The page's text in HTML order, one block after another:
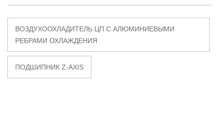
ВОЗДУХООХЛАДИТЕЛЬ ЦП С АЛЮМИНИЕВЫМИ
РЕБРАМИ ОХЛАЖДЕНИЯ
ПОДШИПНИК Z-AXIS